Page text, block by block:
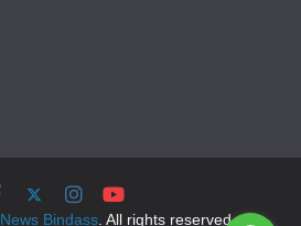
News Bindass. All rights reserved.